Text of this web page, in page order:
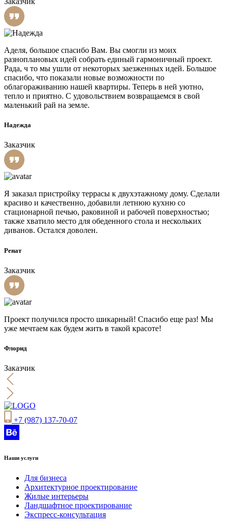
Аделя, большое спасибо Вам. Вы смогли из моих
разноплановых идей собрать единый гармоничный проект.
Рада, ч то мы ушли от некоторых заезженных идей. Большое
спасибо, что показали новые возможности по
облагораживанию нашей квартиры. Теперь в ней уютно,
тепло и приятно. С удовольствием возвращаемся в свой
маленький рай на земле.
Надежда
Заказчик
Я заказал пристройку террасы к двухэтажному дому. Сделали
красиво и качественно, добавили летнюю кухню со
стационарной печью, раковиной и рабочей поверхностью;
также хватило место для обеденного стола и нескольких
диванов. Остался доволен.
Ренат
Заказчик
Проект получился просто шикарный! Спасибо еще раз! Мы
уже мечтаем как будем жить в такой красоте!
Флорид
Заказчик
+7 (987) 137-70-07
Наши услуги
Для бизнеса
Архитектурное проектирование
Жилые интерьеры
Ландшафтное проектирование
Экспресс-консультация